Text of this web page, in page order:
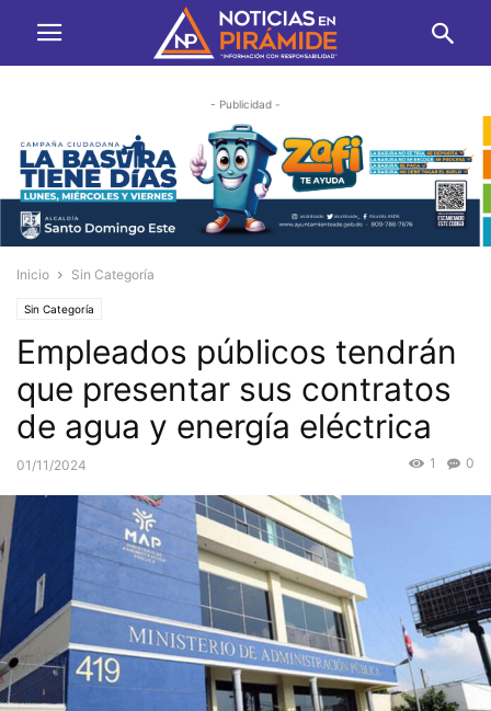
- Publicidad -
Inicio Sin Categoría
Sin Categoría
Empleados públicos tendrán
que presentar sus contratos
de agua y energía eléctrica
01/11/2024 0
1